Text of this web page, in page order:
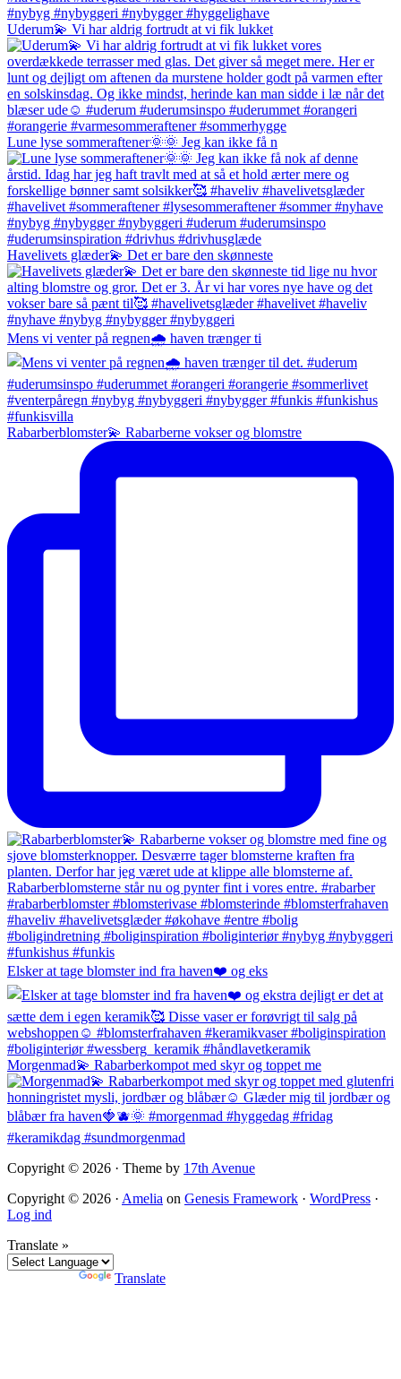
Uderum💫 Vi har aldrig fortrudt at vi fik lukket
Lune lyse sommeraftener🌞🌞 Jeg kan ikke få n
Havelivets glæder💫 Det er bare den skønneste
Mens vi venter på regnen🌧️ haven trænger ti
Rabarberblomster💫 Rabarberne vokser og blomstre
Elsker at tage blomster ind fra haven❤️ og eks
Morgenmad💫 Rabarberkompot med skyr og toppet me
Copyright © 2026 · Theme by 17th Avenue
Copyright © 2026 · Amelia on Genesis Framework · WordPress ·
Log ind
Translate »
Translate